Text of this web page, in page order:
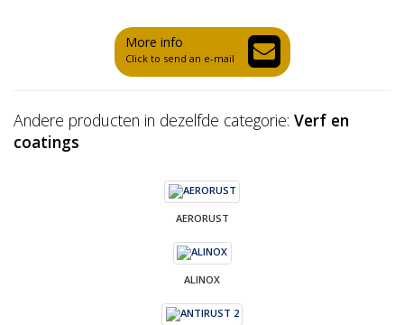
More info
Click to send an e-mail
Andere producten in dezelfde categorie: Verf en
coatings
AERORUST
ALINOX